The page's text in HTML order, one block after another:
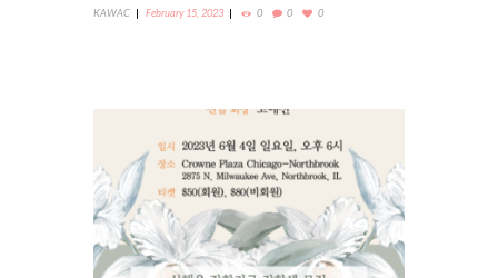
KAWAC February 15, 2023 0 0 0